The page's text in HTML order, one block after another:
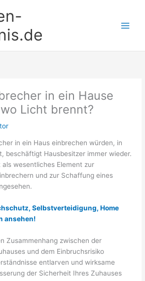
in ein Hause
Licht brennt?
in ein Haus einbrechen würden, in
beschäftigt Hausbesitzer immer wieder.
wesentliches Element zur
und zur Schaffung eines
Selbstverteidigung, Home
ansehen!
Zusammenhang zwischen der
und dem Einbruchsrisiko
entlarven und wirksame
der Sicherheit Ihres Zuhauses